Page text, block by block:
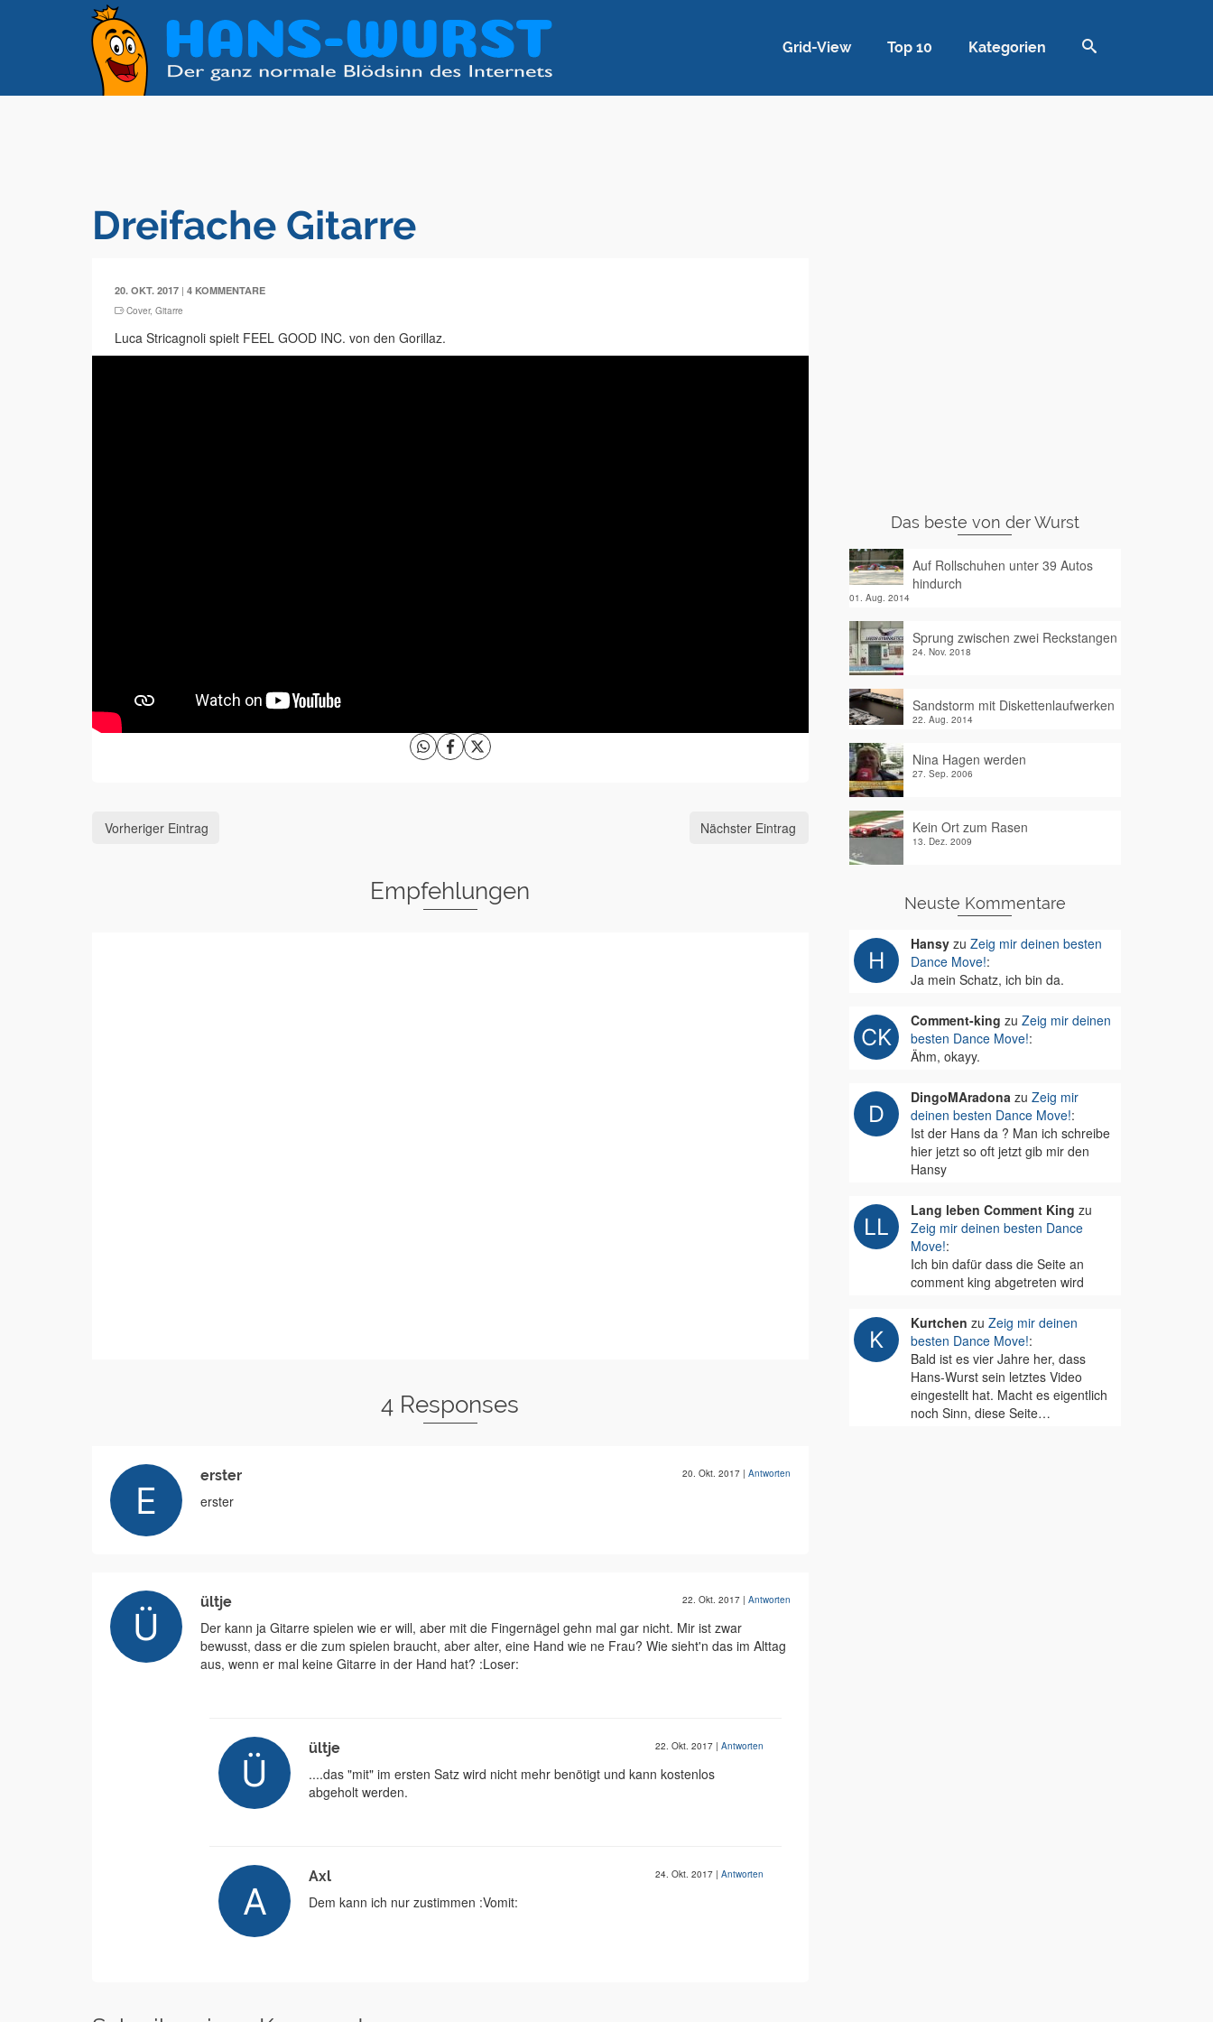
Grid-View Top 10 Kategorien
Dreifache Gitarre
20. OKT. 2017 | 4 KOMMENTARE
Cover, Gitarre
Luca Stricagnoli spielt FEEL GOOD INC. von den Gorillaz.
Vorheriger Eintrag Nächster Eintrag
Empfehlungen
4 Responses
erster 20. Okt. 2017 | Antworten
erster
ültje 22. Okt. 2017 | Antworten
Der kann ja Gitarre spielen wie er will, aber mit die Fingernägel gehn mal gar nicht. Mir ist zwar
bewusst, dass er die zum spielen braucht, aber alter, eine Hand wie ne Frau? Wie sieht'n das im Alttag
aus, wenn er mal keine Gitarre in der Hand hat? :Loser:
ültje 22. Okt. 2017 | Antworten
....das "mit" im ersten Satz wird nicht mehr benötigt und kann kostenlos
abgeholt werden.
Axl 24. Okt. 2017 | Antworten
Dem kann ich nur zustimmen :Vomit:
Das beste von der Wurst
Auf Rollschuhen unter 39 Autos
hindurch
01. Aug. 2014
Sprung zwischen zwei Reckstangen
24. Nov. 2018
Sandstorm mit Diskettenlaufwerken
22. Aug. 2014
Nina Hagen werden
27. Sep. 2006
Kein Ort zum Rasen
13. Dez. 2009
Neuste Kommentare
Hansyzu Zeig mir deinen besten
Dance Move!:
Ja mein Schatz, ich bin da.
Comment-king zu Zeig mir deinen
besten Dance Move!:
Ähm, okayy.
DingoMAradonazu Zeig mir
deinen besten Dance Move!:
Ist der Hans da ? Man ich schreibe
hier jetzt so oft jetzt gib mir den
Hansy
Lang leben Comment King zu
Zeig mir deinen besten Dance
Move!:
Ich bin dafür dass die Seite an
comment king abgetreten wird
Kurtchen zu Zeig mir deinen
besten Dance Move!:
Bald ist es vier Jahre her, dass
Hans-Wurst sein letztes Video
eingestellt hat. Macht es eigentlich
noch Sinn, diese Seite…